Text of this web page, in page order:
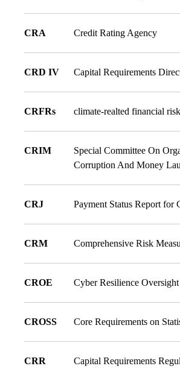
CRA Credit Rating Agency
CRD IV Capital Requirements
CRFRs climate-realted financial
CRIM
Special Committee On
Corruption And Money
CRJ Payment Status Report for
CRM Comprehensive Risk
CROE Cyber Resilience
CROSS Core Requirements on
CRR Capital Requirements